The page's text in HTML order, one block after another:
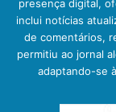
presença digital,
inclui notícias
de comentários,
permitiu ao jornal
adaptando-se